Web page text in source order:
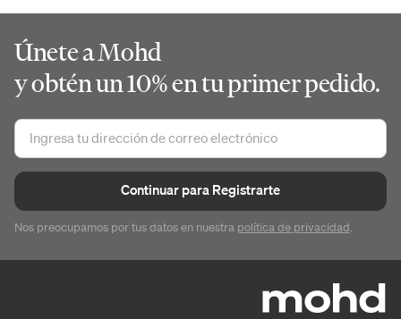
Únete a Mohd
y obtén un 10% en tu primer pedido.
Continuar para Registrarte
Nos preocupamos por tus datos en nuestra política de privacidad.